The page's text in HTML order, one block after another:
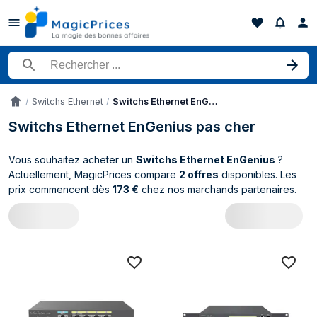
Rechercher un produit
AccueilSwitchs Ethernet Switchs Ethernet EnGenius
Switchs Ethernet EnGenius pas cher
Vous souhaitez acheter un Switchs Ethernet EnGenius ?
Actuellement, MagicPrices compare 2 offres disponibles. Les
prix commencent dès 173 € chez nos marchands partenaires.
Catalogue EnGenius Switchs Ethernet